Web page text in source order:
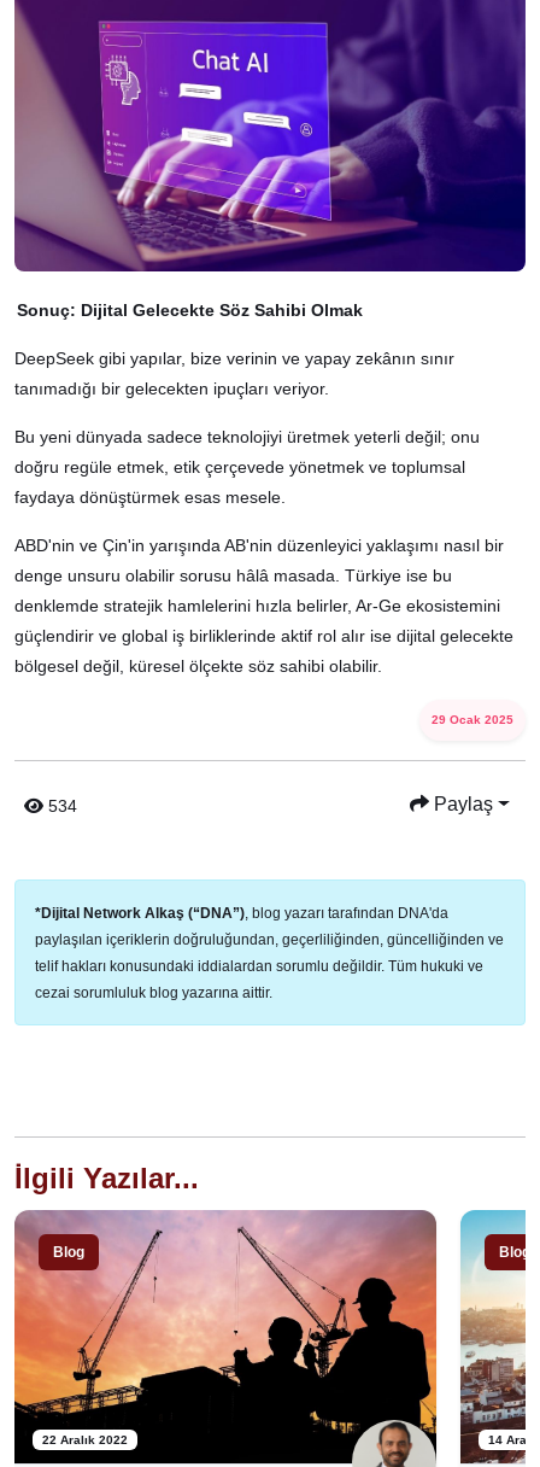
Sonuç: Dijital Gelecekte Söz Sahibi Olmak
DeepSeek gibi yapılar, bize verinin ve yapay zekânın sınır
tanımadığı bir gelecekten ipuçları veriyor.
Bu yeni dünyada sadece teknolojiyi üretmek yeterli değil; onu
doğru regüle etmek, etik çerçevede yönetmek ve toplumsal
faydaya dönüştürmek esas mesele.
ABD'nin ve Çin'in yarışında AB'nin düzenleyici yaklaşımı nasıl bir
denge unsuru olabilir sorusu hâlâ masada. Türkiye ise bu
denklemde stratejik hamlelerini hızla belirler, Ar-Ge ekosistemini
güçlendirir ve global iş birliklerinde aktif rol alır ise dijital gelecekte
bölgesel değil, küresel ölçekte söz sahibi olabilir.
29 Ocak 2025
534 Paylaş
*Dijital Network Alkaş (“DNA”), blog yazarı tarafından DNA'da
paylaşılan içeriklerin doğruluğundan, geçerliliğinden, güncelliğinden ve
telif hakları konusundaki iddialardan sorumlu değildir. Tüm hukuki ve
cezai sorumluluk blog yazarına aittir.
İlgili Yazılar...
Blog
22 Aralık 2022
Blog
14